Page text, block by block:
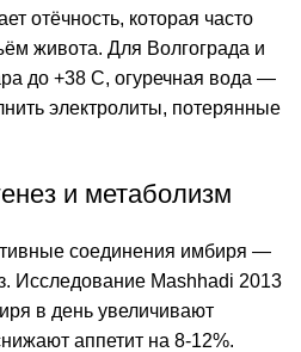
отёчность, которая часто
живота. Для Волгограда и
до +38 C, огуречная вода —
электролиты, потерянные
и метаболизм
соединения имбиря —
Исследование Mashhadi 2013
в день увеличивают
аппетит на 8-12%.